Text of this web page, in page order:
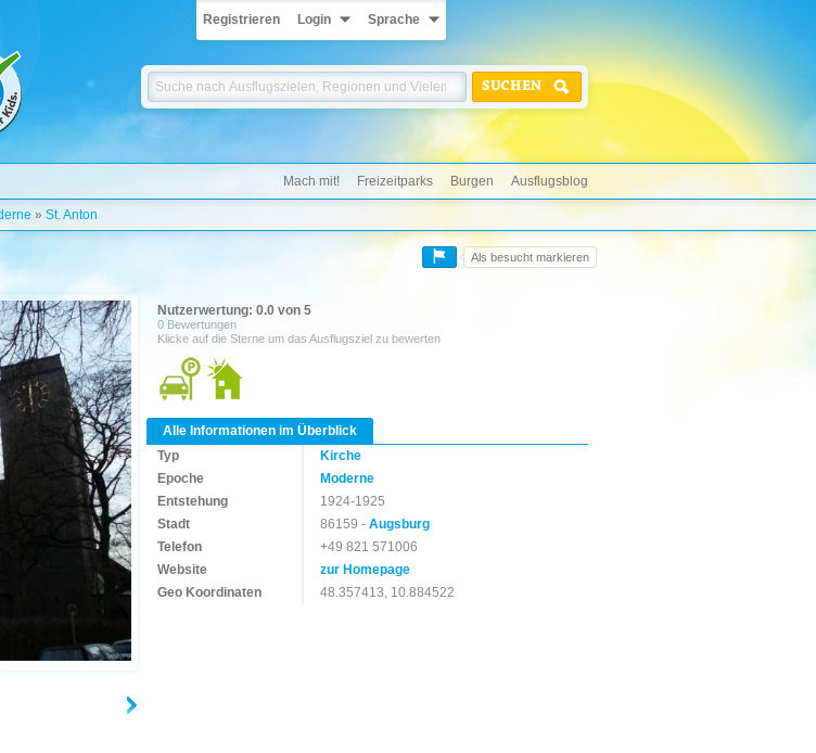
Registrieren Login Sprache
SUCHEN
Mach mit! Freizeitparks Burgen Ausflugsblog
» St. Anton
Als besucht markieren
Nutzerwertung: 0.0 von 5
0 Bewertungen
Klicke auf die Sterne um das Ausflugsziel zu bewerten
Alle Informationen im Überblick
Typ
Kirche
Epoche
Moderne
Entstehung
1924-1925
Stadt
86159 -Augsburg
Telefon
+49 821 571006
Website
zur Homepage
Geo Koordinaten
48.357413, 10.884522